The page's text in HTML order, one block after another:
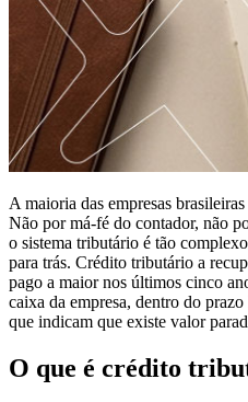
A maioria das empresas
Não por má-fé do contador, não
o sistema tributário é tão
para trás. Crédito tributário a
pago a maior nos últimos cinco
caixa da empresa, dentro do
que indicam que existe valor
O que é crédito